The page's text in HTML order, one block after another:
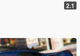
2.1